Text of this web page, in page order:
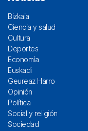
Bizkaia
Ciencia y salud
Cultura
Deportes
Economía
Euskadi
Geureaz Harro
Opinión
Política
Social y religión
Sociedad